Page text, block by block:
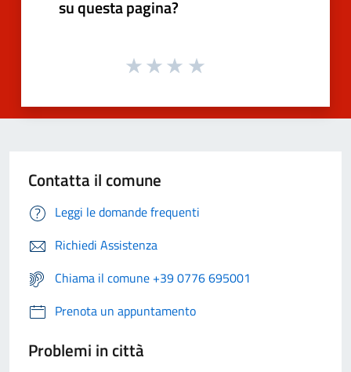
su questa pagina?
Contatta il comune
Leggi le domande frequenti
Richiedi Assistenza
Chiama il comune +39 0776 695001
Prenota un appuntamento
Problemi in città